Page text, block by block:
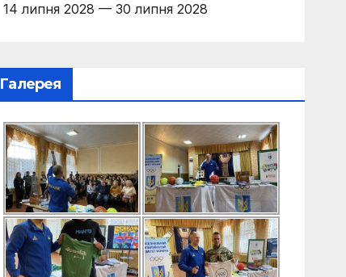
14 липня 2028 — 30 липня 2028
Галерея